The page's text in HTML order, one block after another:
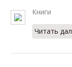
Книги
Читать